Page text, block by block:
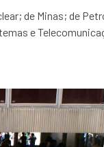
de Minas; de
e